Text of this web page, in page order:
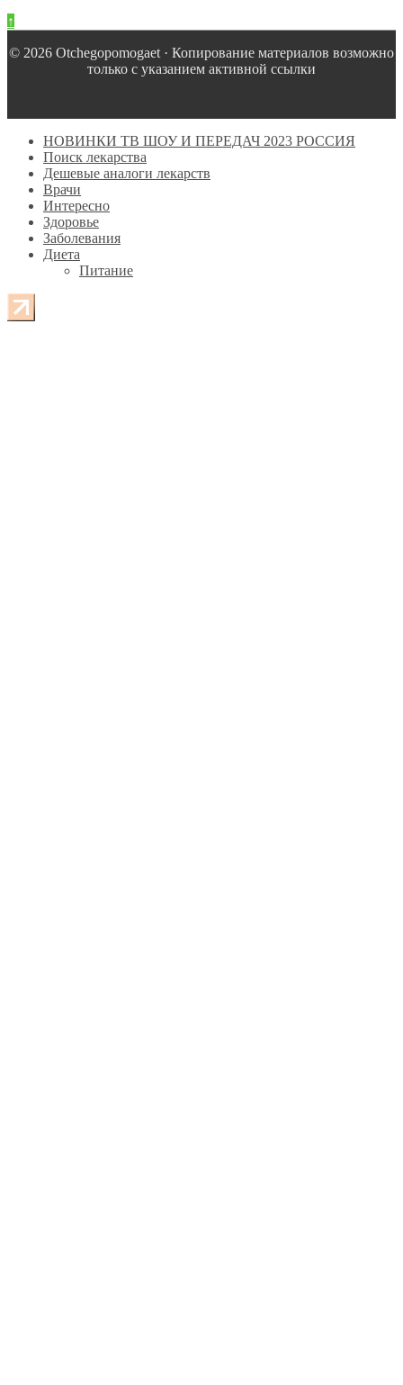
↑
© 2026 Оtchegopomogaet · Копирование материалов возможно
только с указанием активной ссылки
НОВИНКИ ТВ ШОУ И ПЕРЕДАЧ 2023 РОССИЯ
Поиск лекарства
Дешевые аналоги лекарств
Врачи
Интересно
Здоровье
Заболевания
Диета
Питание